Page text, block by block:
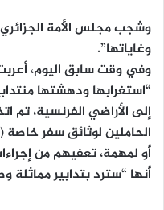
وشجب مجلس الأمة الجزائري،
وغاياتها”.
وفي وقت سابق اليوم،
“استغرابها ودهشتها
إلى الأراضي الفرنسية، تم
الحاملين لوثائق سفر خاصة
أو لمهمة، تعفيهم من
أنها “سترد بتدابير مماثلة